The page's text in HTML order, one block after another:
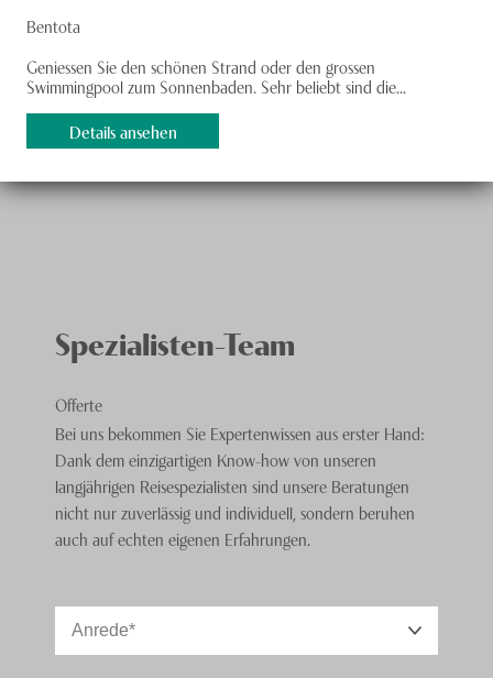
Bentota
Geniessen Sie den schönen Strand oder den grossen
Swimmingpool zum Sonnen­baden. Sehr beliebt sind die...
Details ansehen
Spezialisten-Team
Offerte
Bei uns bekommen Sie Expertenwissen aus erster Hand:
Dank dem einzigartigen Know-how von unseren
langjährigen Reisespezialisten sind unsere Beratungen
nicht nur zuverlässig und individuell, sondern beruhen
auch auf echten eigenen Erfahrungen.